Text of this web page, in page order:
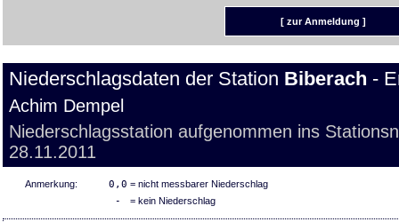
[ zur Anmeldung ]
Niederschlagsdaten der Station Biberach -
Achim Dempel
Niederschlagsstation aufgenommen ins
28.11.2011
Anmerkung: 0,0 = nicht messbarer Niederschlag
- = kein Niederschlag